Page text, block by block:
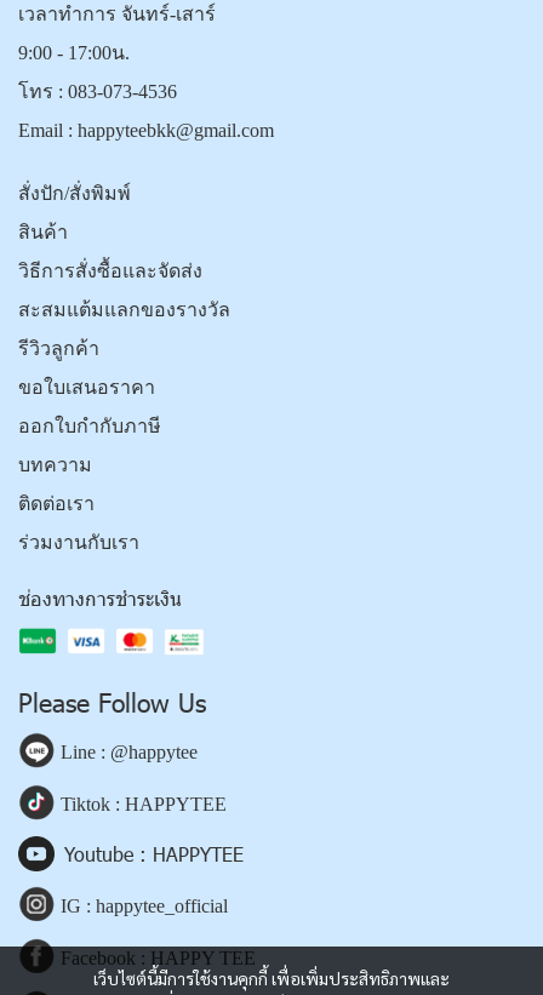
เว็บไซต์นี้มีการใช้งานคุกกี้ เพื่อเพิ่มประสิทธิภาพและ
เวลาทำการ จันทร์-เสาร์
9:00 - 17:00น.
โทร : 083-073-4536
Email : happyteebkk@gmail.com
สั่งปัก/สั่งพิมพ์
สินค้า
วิธีการสั่งซื้อและจัดส่ง
สะสมแต้มแลกของรางวัล
รีวิวลูกค้า
ขอใบเสนอราคา
ออกใบกำกับภาษี
บทความ
ติดต่อเรา
ร่วมงานกับเรา
ช่องทางการชำระเงิน
Please Follow Us
Line : @happytee
Tiktok : HAPPYTEE
Youtube : HAPPYTEE
IG : happytee_official
Facebook : HAPPY TEE